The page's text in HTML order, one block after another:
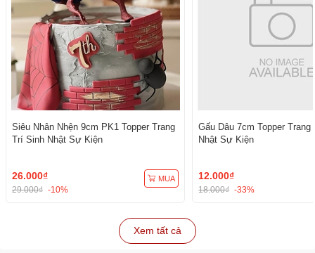
Siêu Nhân Nhện 9cm PK1 Topper Trang
Trí Sinh Nhật Sự Kiện
26.000₫
29.000₫ -10%
MUA
Gấu Dâu 7cm Topper Trang
Nhật Sự Kiện
12.000₫
18.000₫ -33%
Xem tất cả